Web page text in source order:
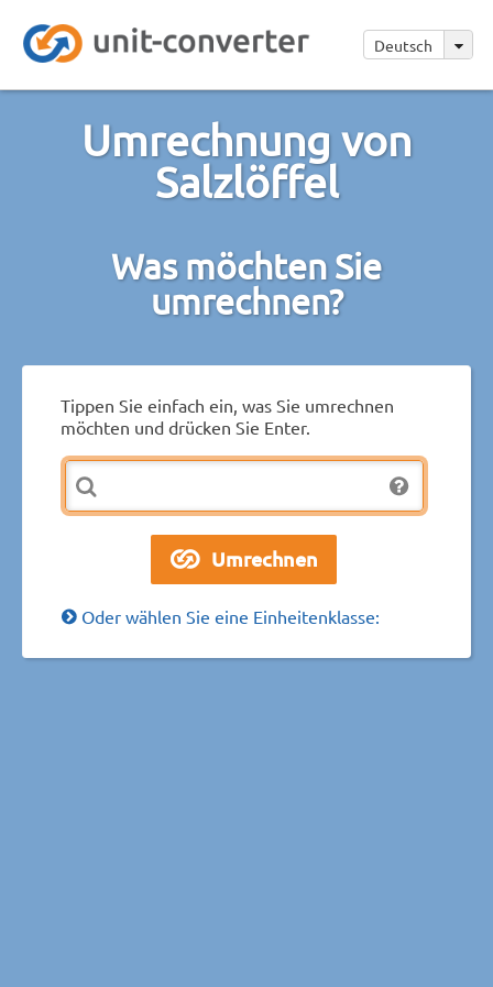
Deutsch
Umrechnung von
Salzlöffel
Was möchten Sie
umrechnen?
Tippen Sie einfach ein, was Sie umrechnen
möchten und drücken Sie Enter.
Oder wählen Sie eine Einheitenklasse: